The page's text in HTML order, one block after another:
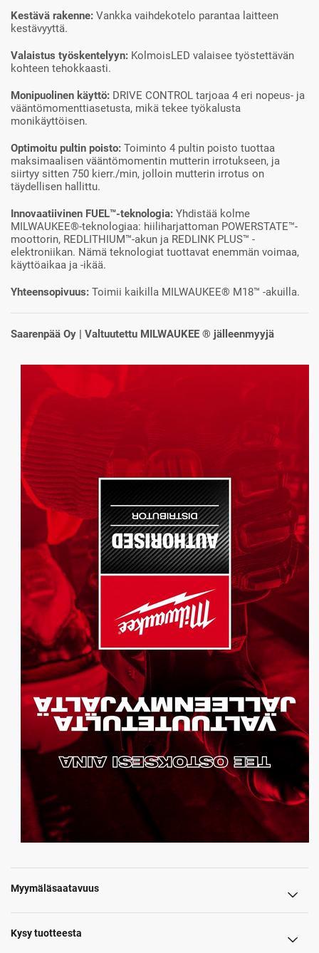
Kestävä rakenne: Vankka vaihdekotelo parantaa laitteen
kestävyyttä.
Valaistus työskentelyyn: KolmoisLED valaisee työstettävän
kohteen tehokkaasti.
Monipuolinen käyttö: DRIVE CONTROL tarjoaa 4 eri nopeus- ja
vääntömomenttiasetusta, mikä tekee työkalusta
monikäyttöisen.
Optimoitu pultin poisto: Toiminto 4 pultin poisto tuottaa
maksimaalisen vääntömomentin mutterin irrotukseen, ja
siirtyy sitten 750 kierr./min, jolloin mutterin irrotus on
täydellisen hallittu.
Innovaatiivinen FUEL™-teknologia: Yhdistää kolme
MILWAUKEE®-teknologiaa: hiiliharjattoman POWERSTATE™-
moottorin, REDLITHIUM™-akun ja REDLINK PLUS™ -
elektroniikan. Nämä teknologiat tuottavat enemmän voimaa,
käyttöaikaa ja -ikää.
Yhteensopivuus: Toimii kaikilla MILWAUKEE® M18™ -akuilla.
Saarenpää Oy | Valtuutettu MILWAUKEE ® jälleenmyyjä
Myymäläsaatavuus
Kysy tuotteesta